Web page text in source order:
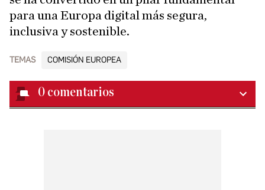
para una Europa digital más segura,
inclusiva y sostenible.
TEMAS COMISIÓN EUROPEA
0 comentarios